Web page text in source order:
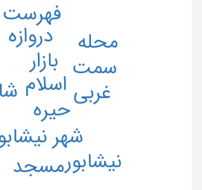
اسلام
بازار
حیره
دروازه
سمت
شهر
غربی
فهرست
محله
مسجدنیشابور